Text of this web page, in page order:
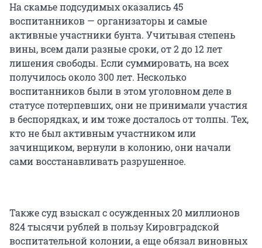
На скамье подсудимых оказались 45
воспитанников — организаторы и самые
активные участники бунта. Учитывая степень
вины, всем дали разные сроки, от 2 до 12 лет
лишения свободы. Если суммировать, на всех
получилось около 300 лет. Несколько
воспитанников были в этом уголовном деле в
статусе потерпевших, они не принимали участия
в беспорядках, и им тоже досталось от толпы. Тех,
кто не был активным участником или
зачинщиком, вернули в колонию, они начали
сами восстанавливать разрушенное.
Также суд взыскал с осужденных 20 миллионов
824 тысячи рублей в пользу Кировградской
воспитательной колонии, а еще обязал виновных